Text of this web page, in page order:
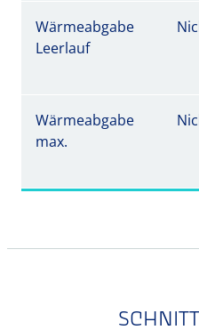
Wärmeabgabe
Leerlauf
Wärmeabgabe
max.